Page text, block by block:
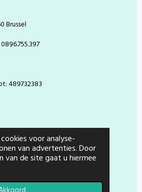
voor analyse-
van advertenties. Door
van de site gaat u hiermee
Brussel
489732383